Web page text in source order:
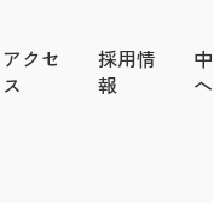
アクセ
ス
採用情
報
へ